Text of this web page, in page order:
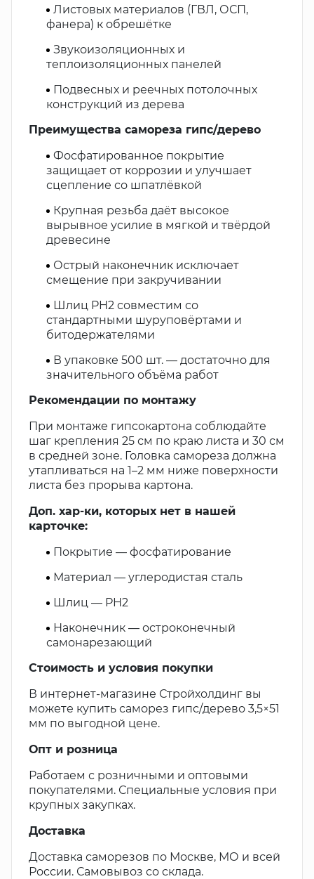
Листовых материалов (ГВЛ, ОСП,
фанера) к обрешётке
Звукоизоляционных и
теплоизоляционных панелей
Подвесных и реечных потолочных
конструкций из дерева
Преимущества самореза гипс/дерево
Фосфатированное покрытие
защищает от коррозии и улучшает
сцепление со шпатлёвкой
Крупная резьба даёт высокое
вырывное усилие в мягкой и твёрдой
древесине
Острый наконечник исключает
смещение при закручивании
Шлиц PH2 совместим со
стандартными шуруповёртами и
битодержателями
В упаковке 500 шт. — достаточно для
значительного объёма работ
Рекомендации по монтажу
При монтаже гипсокартона соблюдайте
шаг крепления 25 см по краю листа и 30 см
в средней зоне. Головка самореза должна
утапливаться на 1–2 мм ниже поверхности
листа без прорыва картона.
Доп. хар-ки, которых нет в нашей
карточке:
Покрытие — фосфатирование
Материал — углеродистая сталь
Шлиц — PH2
Наконечник — остроконечный
самонарезающий
Стоимость и условия покупки
В интернет-магазине Стройхолдинг вы
можете купить саморез гипс/дерево 3,5×51
мм по выгодной цене.
Опт и розница
Работаем с розничными и оптовыми
покупателями. Специальные условия при
крупных закупках.
Доставка
Доставка саморезов по Москве, МО и всей
России. Самовывоз со склада.